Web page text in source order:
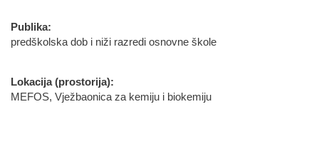
Publika:
predškolska dob i niži razredi osnovne škole
Lokacija (prostorija):
MEFOS, Vježbaonica za kemiju i biokemiju